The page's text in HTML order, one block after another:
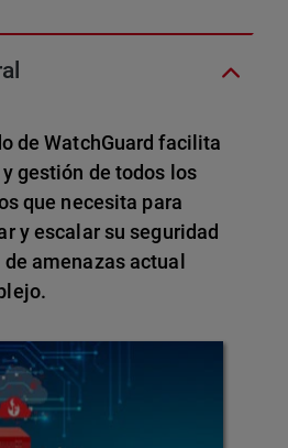
de WatchGuard facilita
gestión de todos los
que necesita para
y escalar su seguridad
amenazas actual